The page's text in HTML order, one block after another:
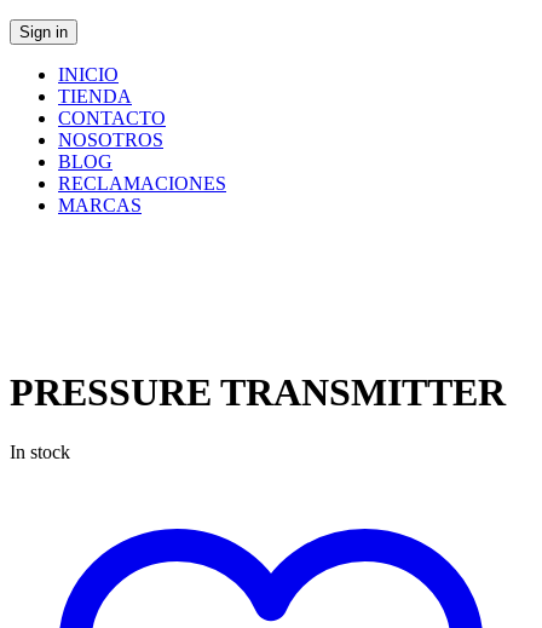
INICIO
TIENDA
CONTACTO
NOSOTROS
BLOG
RECLAMACIONES
MARCAS
PRESSURE TRANSMITTER
In stock